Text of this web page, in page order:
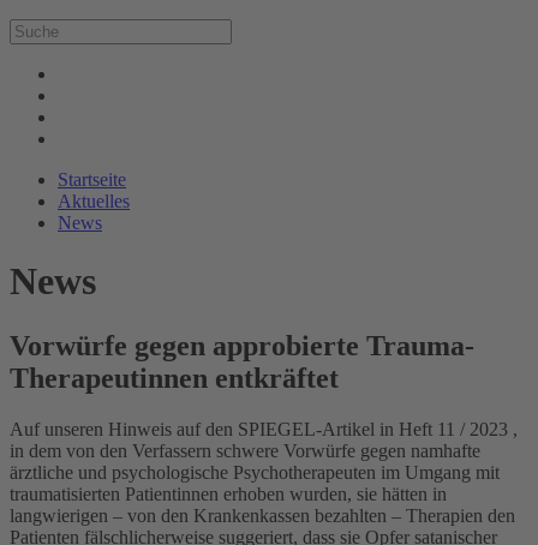
Startseite
Aktuelles
News
News
Vorwürfe gegen approbierte Trauma-
Therapeutinnen entkräftet
Auf unseren Hinweis auf den SPIEGEL-Artikel in Heft 11 / 2023 ,
in dem von den Verfassern schwere Vorwürfe gegen namhafte
ärztliche und psychologische Psychotherapeuten im Umgang mit
traumatisierten Patientinnen erhoben wurden, sie hätten in
langwierigen – von den Krankenkassen bezahlten – Therapien den
Patienten fälschlicherweise suggeriert, dass sie Opfer satanischer